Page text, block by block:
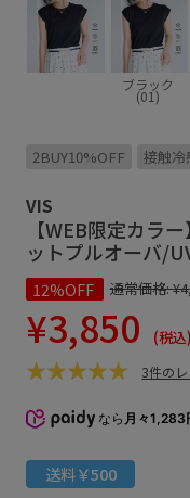
ブラック
(01)
2BUY10%OFF 接触冷
VIS
【WEB限定カラ
ットプルオーバ/
12%OFF 通常価格:
¥3,850 (税込)
3件の
なら 月々1,283
送料￥500